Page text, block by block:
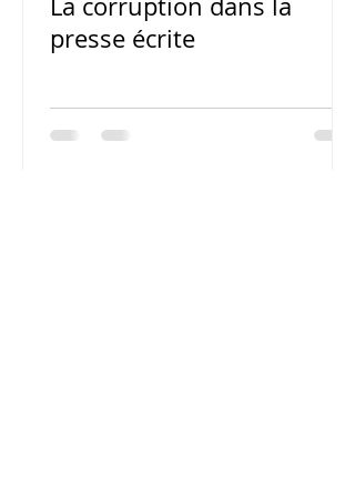
presse écrite